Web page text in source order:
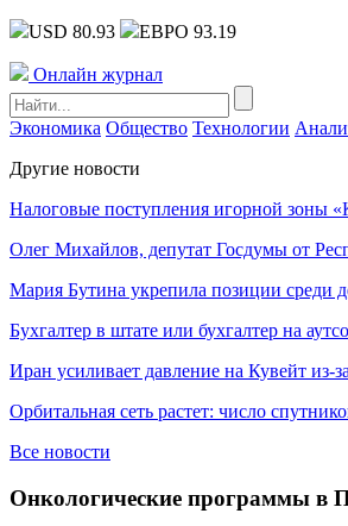
USD 80.93 ЕВРО 93.19
Онлайн журнал
Экономика Общество Технологии
Другие новости
Налоговые поступления игорной зоны
Олег Михайлов, депутат Госдумы от
Мария Бутина укрепила позиции среди
Бухгалтер в штате или бухгалтер на
Иран усиливает давление на Кувейт из-
Орбитальная сеть растет: число
Все новости
Онкологические программы в